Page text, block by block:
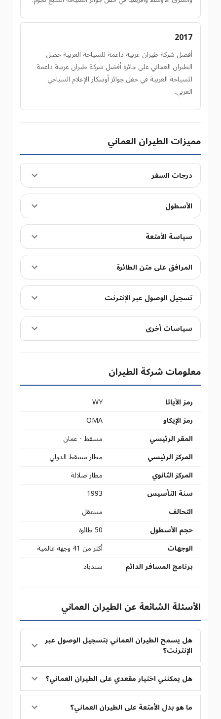
2017
أفضل شركة طيران عربية داعمة للسياحة العربية حصل
الطيران العماني على جائزة أفضل شركة طيران عربية داعمة
للسياحة العربية في حفل جوائز أوسكار الإعلام السياحي
العربي.
مميزات الطيران العماني
درجات السفر
الأسطول
سياسة الأمتعة
المرافق على متن الطائرة
تسجيل الوصول عبر الإنترنت
سياسات أخرى
معلومات شركة الطيران
رمز الآياتا
WY
رمز الإيكاو
OMA
المقر الرئيسي
مسقط - عمان
المركز الرئيسي
مطار مسقط الدولي
المركز الثانوي
مطار صلالة
سنة التأسيس
1993
التحالف
مستقل
حجم الأسطول
50 طائرة
الوجهات
أكثر من 41 وجهة عالمية
برنامج المسافر الدائم
سندباد
الأسئلة الشائعة عن الطيران العماني
هل يسمح الطيران العماني بتسجيل الوصول عبر
الإنترنت؟
هل يمكنني اختيار مقعدي على الطيران العماني؟
ما هو بدل الأمتعة على الطيران العماني؟